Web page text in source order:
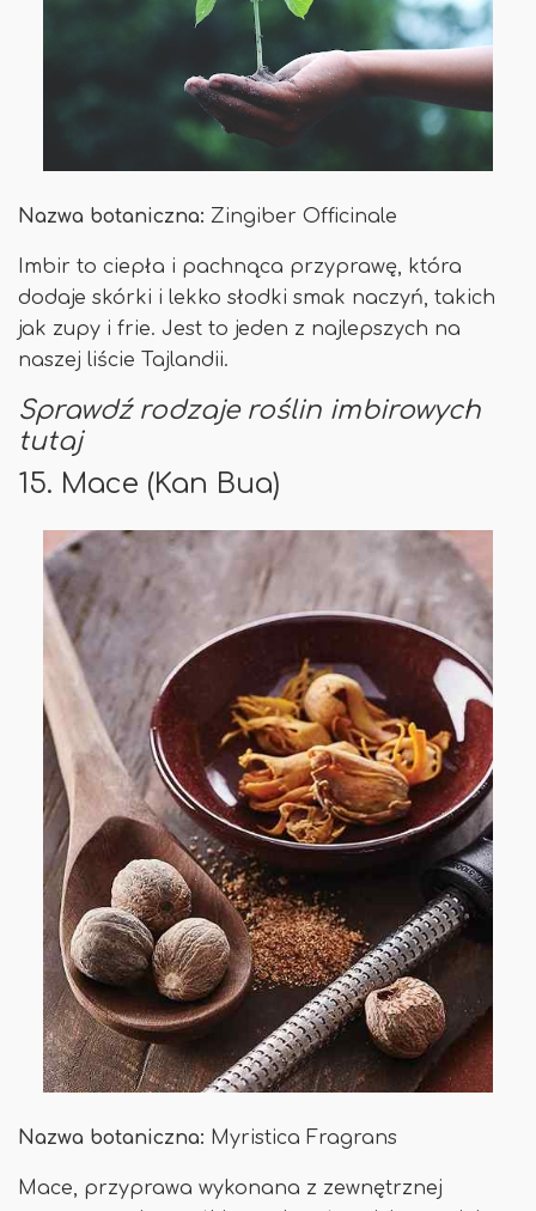
Nazwa botaniczna: Zingiber Officinale
Imbir to ciepła i pachnąca przyprawę, która
dodaje skórki i lekko słodki smak naczyń, takich
jak zupy i frie. Jest to jeden z najlepszych na
naszej liście Tajlandii.
Sprawdź rodzaje roślin imbirowych
tutaj
15. Mace (Kan Bua)
Nazwa botaniczna: Myristica Fragrans
Mace, przyprawa wykonana z zewnętrznej